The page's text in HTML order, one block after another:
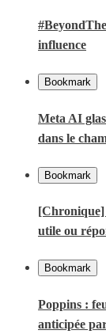
influence
Bookmark
Meta AI
dans le
Bookmark
[Chronique]
utile ou
Bookmark
Poppins :
anticipée